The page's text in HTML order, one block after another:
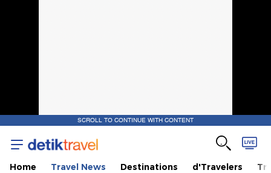
SCROLL TO CONTINUE WITH CONTENT
Home Travel News Destinations d'Travelers